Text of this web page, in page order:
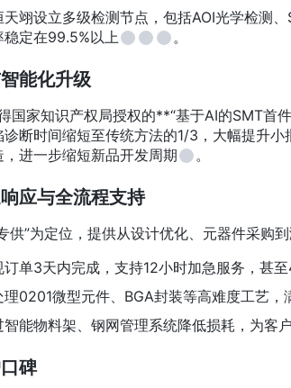
翊设立多级检测节点，包括AOI光学检测
定在99.5%以上
。
能化升级
国家知识产权局授权的**“基于AI的SMT首
断时间缩短至传统方法的1/3，大幅提升小
进一步缩短新品开发周期
。
应与全流程支持
供”为定位，提供从设计优化、元器件采购
订单3天内完成，支持12小时加急服务，甚
理0201微型元件、BGA封装等高难度工艺
智能物料架、钢网管理系统降低损耗，为客
碑